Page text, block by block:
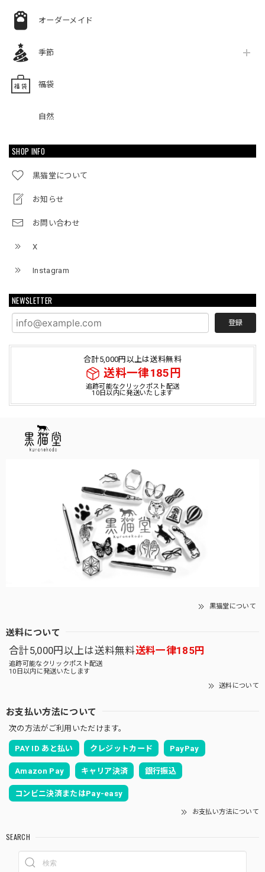
オーダーメイド
季節
福袋
自然
SHOP INFO
黒猫堂について
お知らせ
お問い合わせ
X
Instagram
NEWSLETTER
登録
合計5,000円以上は送料無料
送料一律185円
追跡可能なクリックポスト配送
10日以内に発送いたします
黒猫堂について
送料について
合計5,000円以上は送料無料送料一律185円
追跡可能なクリックポスト配送
10日以内に発送いたします
送料について
お支払い方法について
次の方法がご利用いただけます。
PAY ID あと払い クレジットカード PayPay
Amazon Pay キャリア決済 銀行振込
コンビニ決済またはPay-easy
お支払い方法について
SEARCH